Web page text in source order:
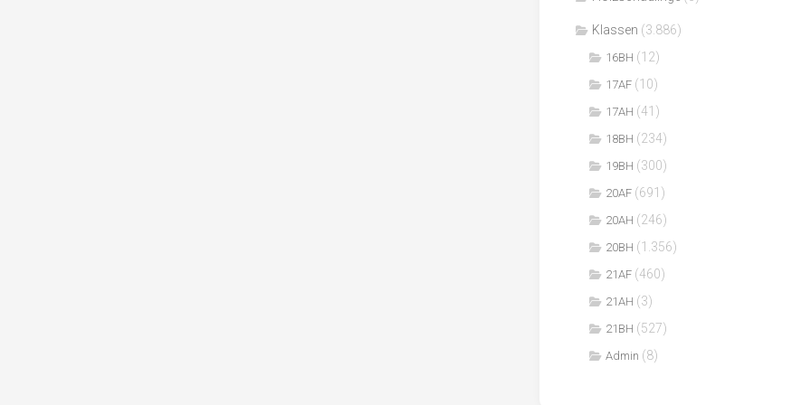
Klassen (3.886)
16BH (12)
17AF (10)
17AH (41)
18BH (234)
19BH (300)
20AF (691)
20AH (246)
20BH (1.356)
21AF (460)
21AH (3)
21BH (527)
Admin (8)